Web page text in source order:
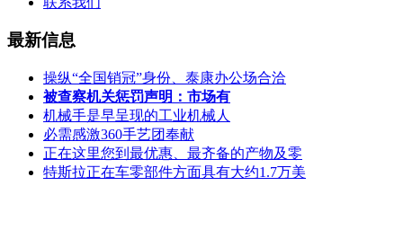
最新信息
操纵“全国销冠”身份、泰康办公场合洽
被查察机关惩罚声明：市场有
机械手是早呈现的工业机械人
必需感激360手艺团奉献
正在这里您到最优惠、最齐备的产物及零
特斯拉正在车零部件方面具有大约1.7万美